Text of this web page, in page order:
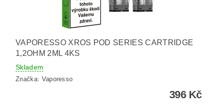
VAPORESSO XROS POD SERIES CARTRIDGE
1,2OHM 2ML 4KS
Skladem
Značka: Vaporesso
396 Kč